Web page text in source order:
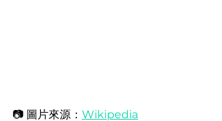
📷 圖片來源： Wikipedia